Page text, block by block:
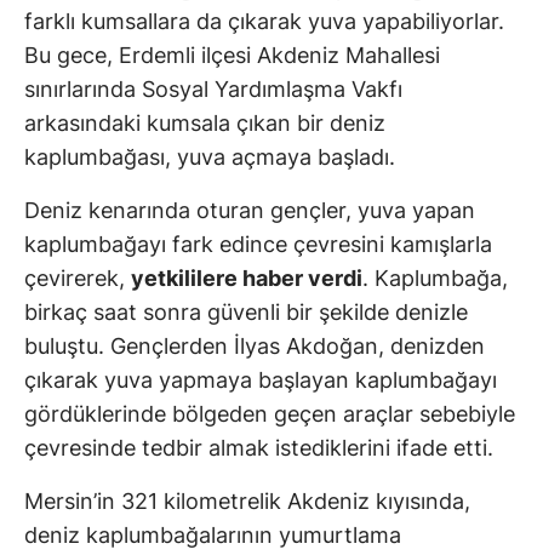
farklı kumsallara da çıkarak yuva yapabiliyorlar.
Bu gece, Erdemli ilçesi Akdeniz Mahallesi
sınırlarında Sosyal Yardımlaşma Vakfı
arkasındaki kumsala çıkan bir deniz
kaplumbağası, yuva açmaya başladı.
Deniz kenarında oturan gençler, yuva yapan
kaplumbağayı fark edince çevresini kamışlarla
çevirerek, yetkililere haber verdi. Kaplumbağa,
birkaç saat sonra güvenli bir şekilde denizle
buluştu. Gençlerden İlyas Akdoğan, denizden
çıkarak yuva yapmaya başlayan kaplumbağayı
gördüklerinde bölgeden geçen araçlar sebebiyle
çevresinde tedbir almak istediklerini ifade etti.
Mersin’in 321 kilometrelik Akdeniz kıyısında,
deniz kaplumbağalarının yumurtlama